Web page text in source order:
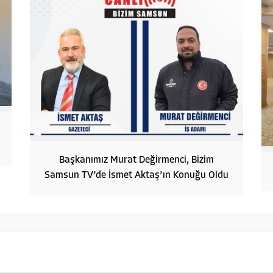
Başkanımız Murat Değirmenci, Bizim
Samsun TV’de İsmet Aktaş’ın Konuğu Oldu